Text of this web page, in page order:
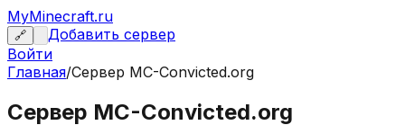
MyMinecraft.ru
🔗
Добавить сервер
Войти
Главная/Сервер MC-Convicted.org
Сервер MC-Convicted.org